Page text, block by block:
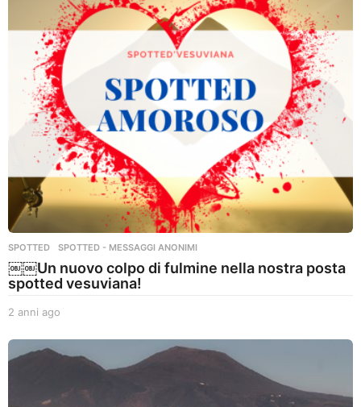
i
a
g
o
SPOTTED ,SPOTTED - MESSAGGI ANONIMI
￼￼Un nuovo colpo di fulmine nella nostra posta
spotted vesuviana!
2 anni ago
n
n